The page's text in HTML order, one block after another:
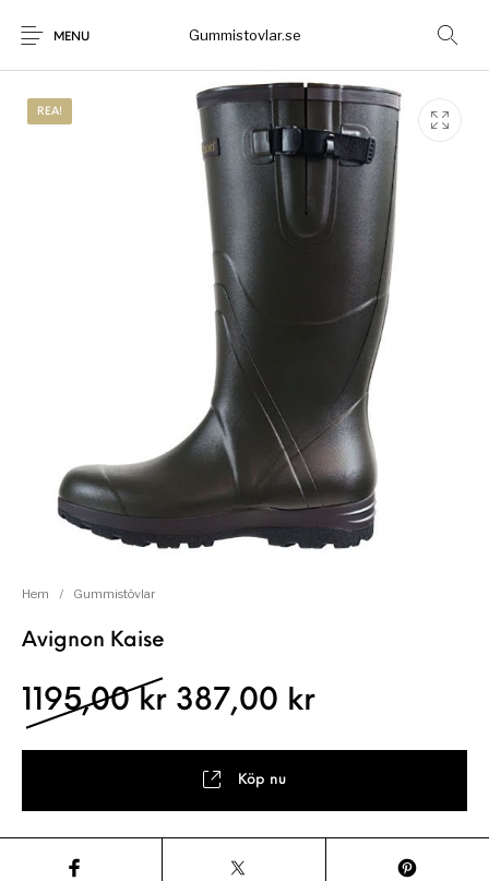
MENU Gummistovlar.se
Gummistövlar Okategoriserad
REA!
Hem / Gummistövlar
Avignon Kaise
1195,00 kr Det ursprungliga
387,00 krDet
Köp nu